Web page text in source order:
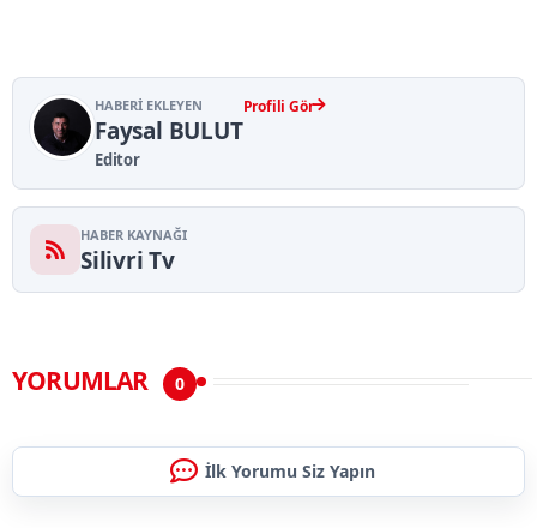
HABERI EKLEYEN
Faysal BULUT
Editor
Profili Gör
HABER KAYNAĞI
Silivri Tv
YORUMLAR 0
İlk Yorumu Siz Yapın